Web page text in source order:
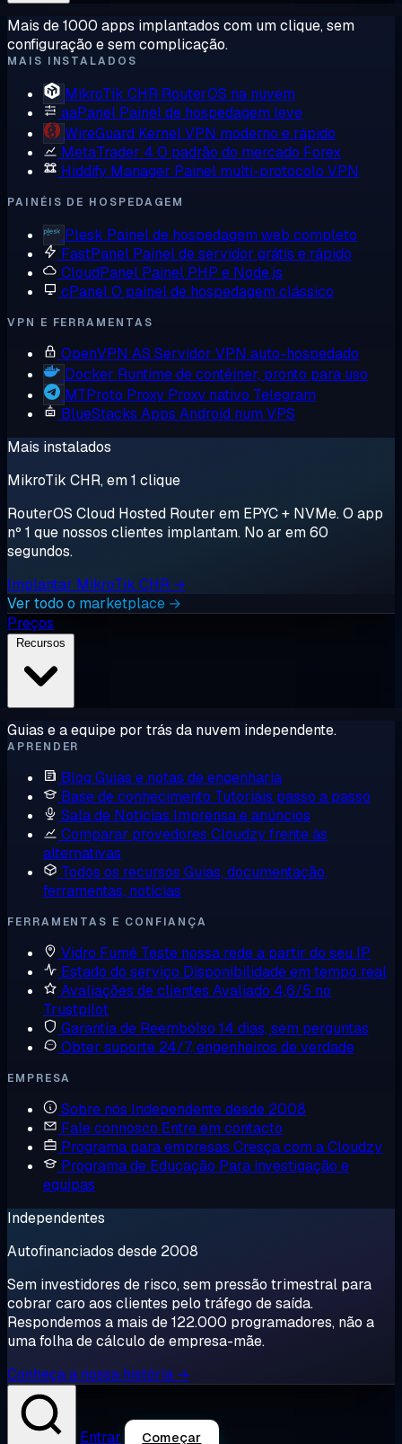
Mais de 1000 apps implantados com um clique, sem
configuração e sem complicação.
MAIS INSTALADOS
MikroTik CHR RouterOS na nuvem
aaPanel Painel de hospedagem leve
WireGuard Kernel VPN moderno e rápido
MetaTrader 4 O padrão do mercado Forex
Hiddify Manager Painel multi-protocolo VPN
PAINÉIS DE HOSPEDAGEM
Plesk Painel de hospedagem web completo
FastPanel Painel de servidor grátis e rápido
CloudPanel Painel PHP e Node.js
cPanelO painel de hospedagem clássico
VPN E FERRAMENTAS
OpenVPN AS Servidor VPN auto-hospedado
Docker Runtime de contêiner, pronto para uso
MTProto Proxy Proxy nativo Telegram
BlueStacks Apps Android num VPS
Mais instalados
MikroTik CHR, em 1 clique
RouterOS Cloud Hosted Router em EPYC + NVMe. O app
nº 1 que nossos clientes implantam. No ar em 60
segundos.
Implantar MikroTik CHR →
Ver todo o marketplace →
Preços
Guias e a equipe por trás da nuvem independente.
APRENDER
Blog Guias e notas de engenharia
Base de conhecimento Tutoriais passo a passo
Sala de Notícias Imprensa e anúncios
Comparar provedores Cloudzy frente às
alternativas
Todos os recursos Guias, documentação,
ferramentas, notícias
FERRAMENTAS E CONFIANÇA
Vidro Fumê Teste nossa rede a partir do seu IP
Estado do serviço Disponibilidade em tempo real
Avaliações de clientes Avaliado 4,6/5 no
Trustpilot
Garantia de Reembolso 14 dias, sem perguntas
Obter suporte 24/7, engenheiros de verdade
EMPRESA
Sobre nós Independente desde 2008
Fale connosco Entre em contacto
Programa para empresas Cresça com a Cloudzy
Programa de Educação Para investigação e
equipas
Independentes
Autofinanciados desde 2008
Sem investidores de risco, sem pressão trimestral para
cobrar caro aos clientes pelo tráfego de saída.
Respondemos a mais de 122.000 programadores, não a
uma folha de cálculo de empresa-mãe.
Conheça a nossa história →
Entrar Começar